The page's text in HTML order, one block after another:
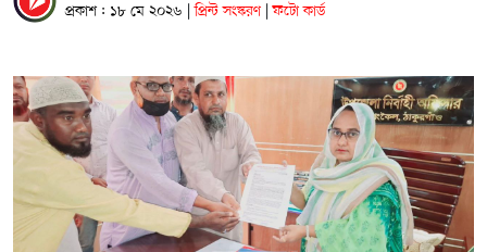
প্রকাশ : ১৮ মে ২০২৬ | প্রিন্ট সংস্করণ | ফটো কার্ড